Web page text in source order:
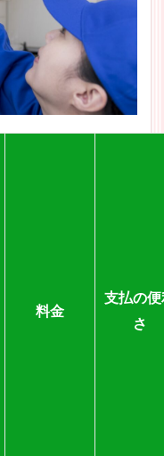
料金
支払の
さ